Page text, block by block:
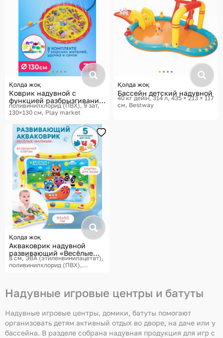
Қолда жоқ
Коврик надувной с
функцией разбрызгивания
воды
поливинилхлорид (ПВХ), 9 зат,
130×130 см Play market
Қолда жоқ
Бассейн детский надувной
40 кг дейін, 314 л, 435 × 213 × 117
см Bestway
Қолда жоқ
Акваковрик надувной
развивающий «Весёлые
малыши»
8 см, ЭВА (этиленвинилацетат),
поливинилхлорид (ПВХ),
Надувные игровые центры и батуты
Надувные игровые центры, домики, батуты помогают
организовать детям активный отдых во дворе, на даче или у
бассейна. В разделе собрана надувная продукция для игр с